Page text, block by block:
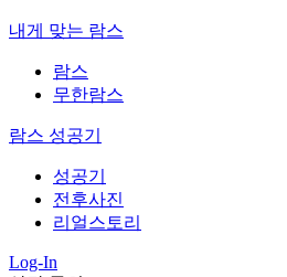
내게 맞는 람스
람스
무한람스
람스 성공기
성공기
전후사진
리얼스토리
Log-In